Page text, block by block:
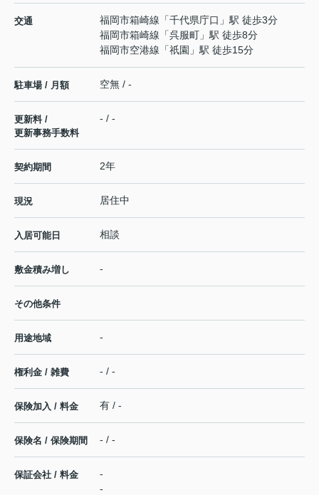
交通 福岡市箱崎線 「千代県庁口 」駅 徒歩3分
福岡市箱崎線 「呉服町 」駅 徒歩8分
福岡市空港線 「祇園 」駅 徒歩15分
駐車場 / 月額 空無 / -
更新料 /
更新事務手数料
- / -
契約期間 2年
現況 居住中
入居可能日 相談
敷金積み増し -
その他条件
用途地域 -
権利金 / 雑費 - / -
保険加入 / 料金 有 / -
保険名 / 保険期間 - / -
保証会社 / 料金
-
-